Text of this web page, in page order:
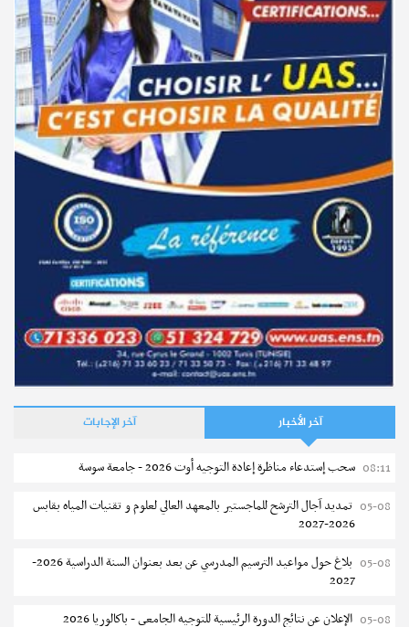
آخر الأخبار آخر الإجابات
08:11 سحب إستدعاء مناظرة إعادة التوجيه أوت 2026 - جامعة سوسة
05-08 تمديد آجال الترشح للماجستير بالمعهد العالي لعلوم و تقنيات المياه بقابس
2026-2027
05-08
بلاغ حول مواعيد الترسيم المدرسي عن بعد بعنوان السنة الدراسية 2026-
2027
05-08 الإعلان عن نتائج الدورة الرئيسية للتوجيه الجامعي - باكالوريا 2026